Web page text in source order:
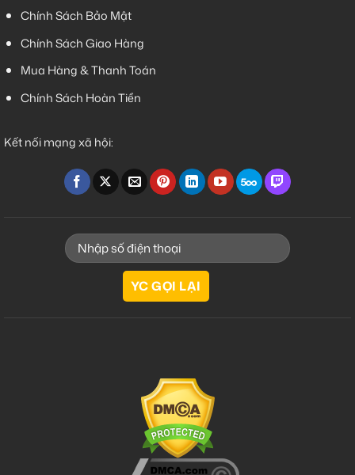
Chính Sách Bảo Mật
Chính Sách Giao Hàng
Mua Hàng & Thanh Toán
Chính Sách Hoàn Tiền
Kết nối mạng xã hội: